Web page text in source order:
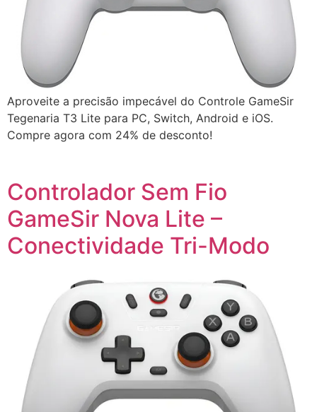
Aproveite a precisão impecável do Controle GameSir
Tegenaria T3 Lite para PC, Switch, Android e iOS.
Compre agora com 24% de desconto!
Controlador Sem Fio
GameSir Nova Lite –
Conectividade Tri-Modo